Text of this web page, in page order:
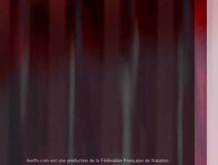
liveffn.com est une production de la Fédération Française de Natation